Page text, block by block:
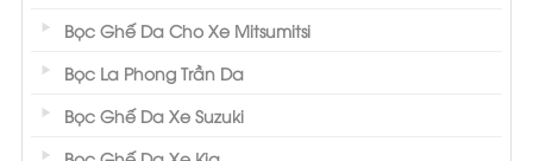
Bọc Ghế Da Cho Xe Mitsumitsi
Bọc La Phong Trần Da
Bọc Ghế Da Xe Suzuki